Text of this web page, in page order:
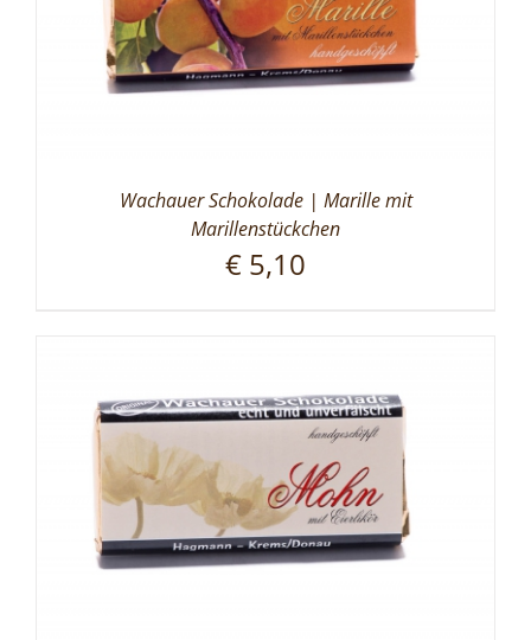
Wachauer Schokolade | Marille mit
Marillenstückchen
€ 5,10